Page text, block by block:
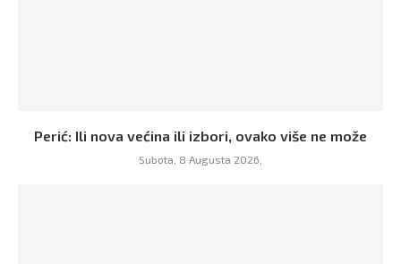
Perić: Ili nova većina ili izbori, ovako više ne može
Subota, 8 Augusta 2026,